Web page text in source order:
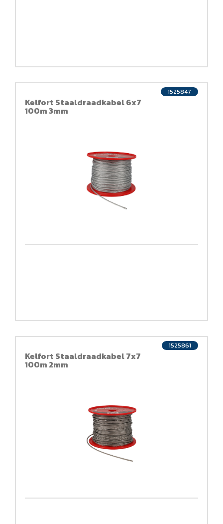
Kelfort Staaldraadkabel 6x7
100m 3mm
1525847
Kelfort Staaldraadkabel 7x7
100m 2mm
1525861